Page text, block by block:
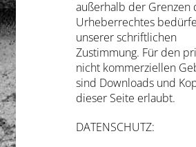
außerhalb der Grenzen
Urheberrechtes
unserer schriftlichen
Zustimmung. Für den
nicht kommerziellen
sind Downloads und
dieser Seite erlaubt.
DATENSCHUTZ: